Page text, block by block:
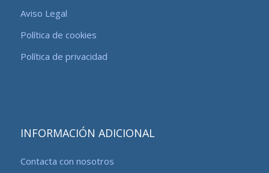
Aviso Legal
Política de cookies
Política de privacidad
INFORMACIÓN ADICIONAL
Contacta con nosotros